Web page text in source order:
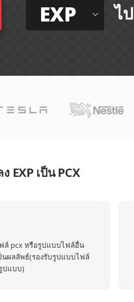
EXP ไ
EXP เป็น PCX
ล์ pcx หรือรูปแบบไฟล์อื่น
นผลลัพธ์(รองรับรูปแบบไฟล์
ปแบบ)